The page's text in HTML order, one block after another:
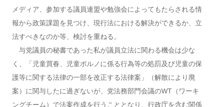
メディア、参加する議員連盟や勉強会によってもたらされる情
報から政策課題を見つけ、現行法における解決ができるか、立
法すべきなのか等、検討を重ねる。
与党議員の秘書であった私が議員立法に関わる機会は少な
く、「児童買春、児童ポルノに係る行為等の処罰及び児童の保
護等に関する法律の一部を改正する法律案」（解散により廃
案）に関与したに過ぎないが、党法務部門会議のWT（ワーキ
ングチーム）で法案作成を行うこととなり、行政庁を含む関係